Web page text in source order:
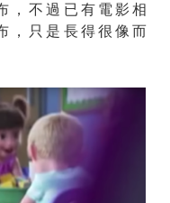
，不過已有電影相
，只是長得很像而